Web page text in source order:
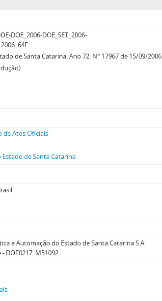
DOE_2006-DOE_SET_2006-
de Santa Catarina. Ano 72. N° 17967 de 15/09/2006
de Atos Oficiais
de Santa Catarina
e Automação do Estado de Santa Catarina S.A.
DOF0217_M51092